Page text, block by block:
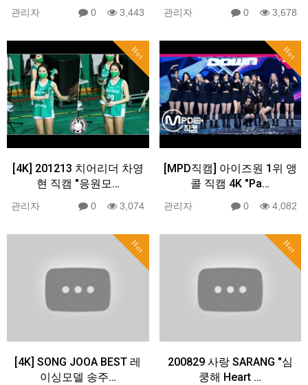
관리자 0 3,443 관리자 0 3,678
Hot
[4K] 201213 치어리더 차영
현 직캠 "응원모…
관리자 0 3,074
Hot
[MPD직캠] 아이즈원 1위 앵
콜 직캠 4K "Pa…
관리자 0 4,082
Hot
[4K] SONG JOOA BEST 레
이싱모델 송주…
Hot
200829 사랑 SARANG "심
쿵해 Heart …